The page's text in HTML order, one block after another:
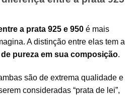
a prata 925 e 950 é mais
A distinção entre elas tem a
pureza em sua composição.
são de extrema qualidade e
consideradas “prata de lei”,